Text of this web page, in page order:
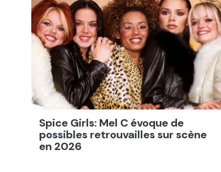
Spice Girls: Mel C évoque de
possibles retrouvailles sur scène
en 2026